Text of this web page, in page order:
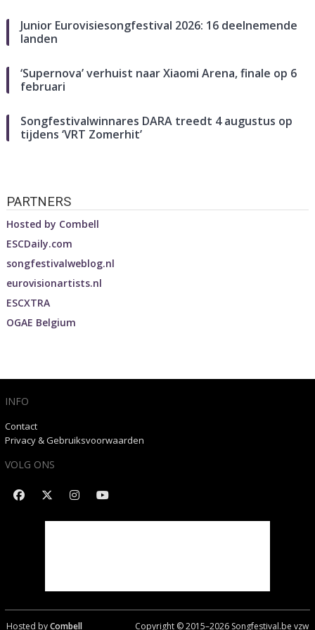
Junior Eurovisiesongfestival 2026: 16 deelnemende
landen
‘Supernova’ verhuist naar Xiaomi Arena, finale op 6
februari
Songfestivalwinnares DARA treedt 4 augustus op
tijdens ‘VRT Zomerhit’
PARTNERS
Hosted by Combell
ESCDaily.com
songfestivalweblog.nl
eurovisionartists.nl
ESCXTRA
OGAE Belgium
INFO
Contact
Privacy & Gebruiksvoorwaarden
VOLG ONS
Hosted byCombell Copyright © 2015–2026Songfestival.be vzw